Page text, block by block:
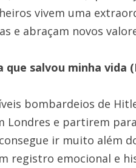
vivem uma
e abraçam novos
que salvou minha vida
bombardeios de
Londres e partirem
ir muito além
registro emocional e